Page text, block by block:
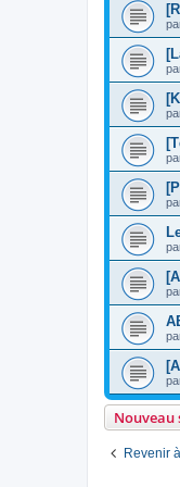
Nouveau
Revenir